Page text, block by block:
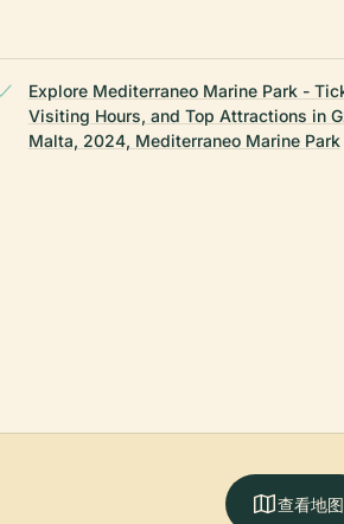
Explore Mediterraneo Marine Park -
Visiting Hours, and Top Attractions in
Malta, 2024, Mediterraneo Marine Park
查看地图